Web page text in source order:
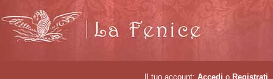
Il tuo account: Accedi o Registrati